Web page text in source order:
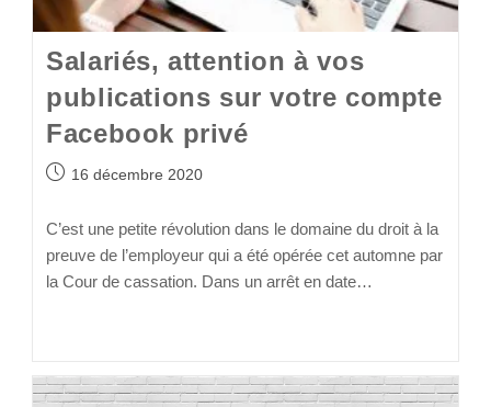
Salariés, attention à vos
publications sur votre compte
Facebook privé
16 décembre 2020
C’est une petite révolution dans le domaine du droit à la
preuve de l’employeur qui a été opérée cet automne par
la Cour de cassation. Dans un arrêt en date…